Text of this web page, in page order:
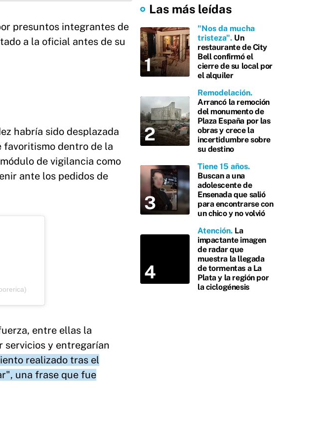
presuntos integrantes de
a la oficial antes de su
habría sido desplazada
dentro de la
de vigilancia como
ante los pedidos de
entre ellas la
servicios y entregarían
realizado tras el
una frase que fue
Las más leídas
"Nos da mucha
tristeza" Un
restaurante de City
Bell confirmó el
cierre de su local por
el alquiler
Remodelación
Arrancó la remoción
del monumento de
Plaza España por las
obras y crece la
incertidumbre sobre
su destino
Tiene 15 años
Buscan a una
adolescente de
Ensenada que salió
para encontrarse con
un chico y no volvió
Atención La
impactante imagen
de radar que
muestra la llegada
de tormentas a La
Plata y la región por
la ciclogénesis